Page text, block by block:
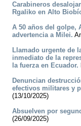
Carabineros
Rgaliko en Alto
A 50 años del golpe,
advertencia a Milei.
Llamado urgente de
inmediato de la
la fuerza en Ecuador.
Denuncian
efectivos militares y
(13/10/2025)
Absuelven por
(26/09/2025)